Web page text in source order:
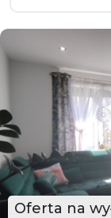
Oferta na